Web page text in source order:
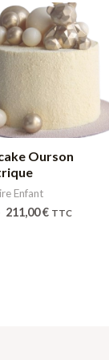
Ourson
Enfant
211,00€
Plage
de
prix :
84,40 €
à
TTC